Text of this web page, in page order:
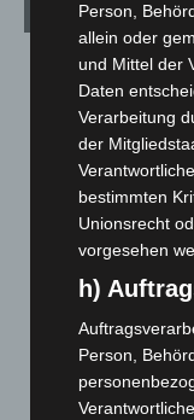
Archiv
August 2026(14)
Juli 2026(73)
Juni 2026(139)
Mai 2026(99)
April 2026
März 2026(115)
Februar 2026(109)
Januar 2026(122)
Dezember 2025
November 2025
Person,
allein oder
und Mittel der
Daten
Verarbeitung
der
bestimmten
Unionsrecht
vorgesehen
h)
Person,